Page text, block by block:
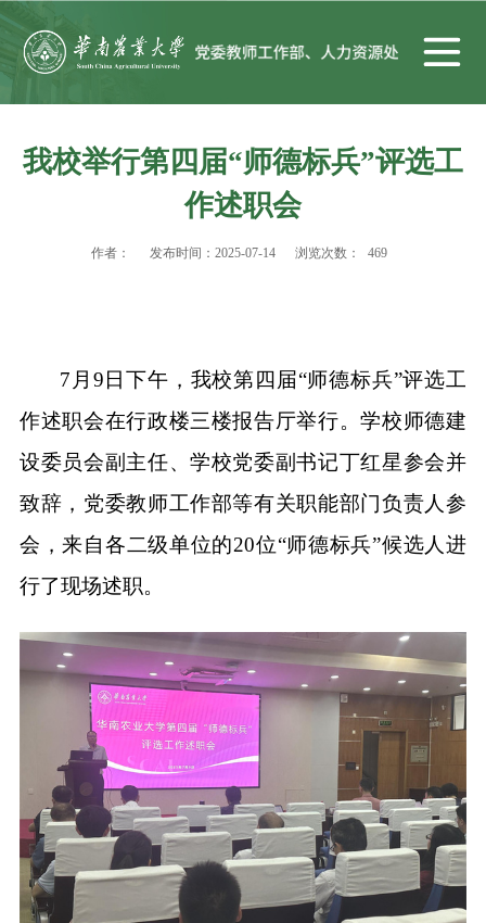
我校举行第四届“师德标兵”评选工
作述职会
作者： 发布时间：2025-07-14 浏览次数： 469
7月9日下午，我校第四届“师德标兵”评选工
作述职会在行政楼三楼报告厅举行。学校师德建
设委员会副主任、学校党委副书记丁红星参会并
致辞，党委教师工作部等有关职能部门负责人参
会，来自各二级单位的20位“师德标兵”候选人进
行了现场述职。